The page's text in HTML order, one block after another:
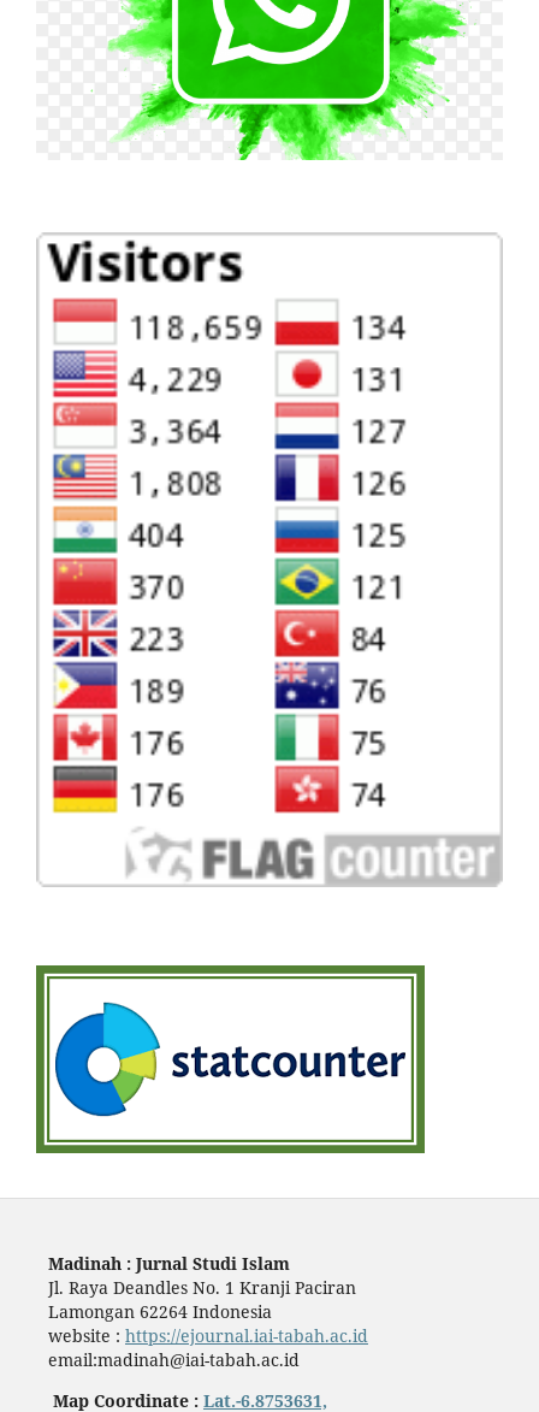
Madinah : Jurnal Studi Islam
Jl. Raya Deandles No. 1 Kranji Paciran
Lamongan 62264 Indonesia
website : https://ejournal.iai-tabah.ac.id
email:madinah@iai-tabah.ac.id
Map Coordinate : Lat.-6.8753631,